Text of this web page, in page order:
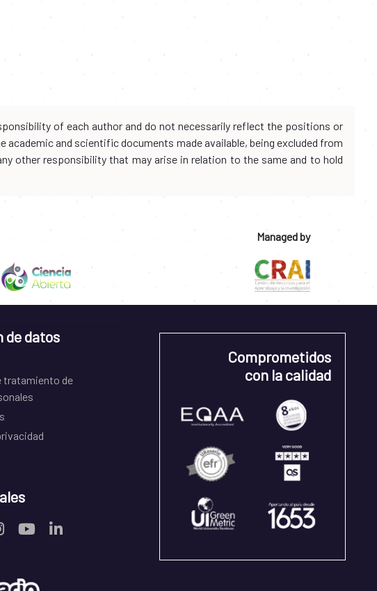
of each author and do not necessarily reflect the positions or
and scientific documents made available, being excluded from
other responsibility that may arise in relation to the same and to hold
Managed by
de datos
tratamiento de
Comprometidos
con la calidad